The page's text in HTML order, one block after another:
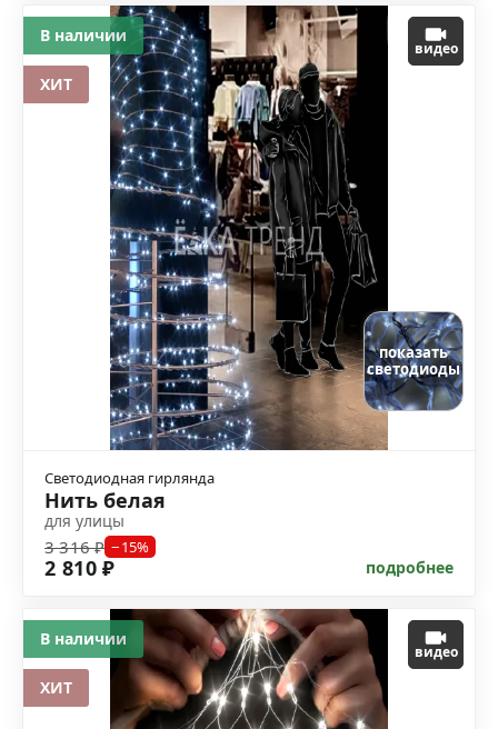
видео
показать
светодиоды
Светодиодная гирлянда
Нить белая
для улицы
3 316 ₽ −15%
2 810 ₽ подробнее
В наличии
ХИТ
видео
В наличии
ХИТ